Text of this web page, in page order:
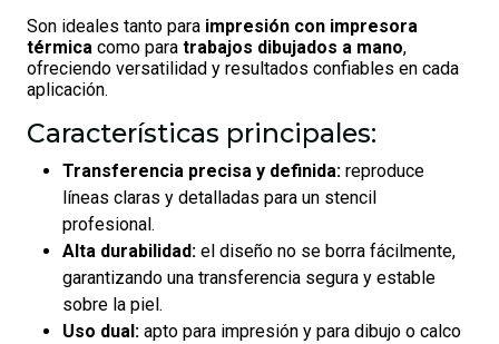
Son ideales tanto para impresión con impresora
térmica como para trabajos dibujados a mano,
ofreciendo versatilidad y resultados confiables en cada
aplicación.
Características principales:
Transferencia precisa y definida: reproduce
líneas claras y detalladas para un stencil
profesional.
Alta durabilidad: el diseño no se borra fácilmente,
garantizando una transferencia segura y estable
sobre la piel.
Uso dual: apto para impresión y para dibujo o calco